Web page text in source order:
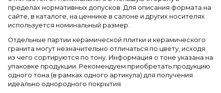
пределах нормативных допусков. Для описания формата на
сайте, в каталоге, на ценнике в салоне и других носителях
используется номинальный размер.
Отдельные партии керамической плитки и керамического
гранита могут незначительно отличаться по цвету, исходя
из чего сортируются по тону. Информация о тоне указана на
упаковке продукции. Рекомендуем приобретать продукцию
одного тона (в рамках одного артикула) для получения
идеально однородного покрытия.